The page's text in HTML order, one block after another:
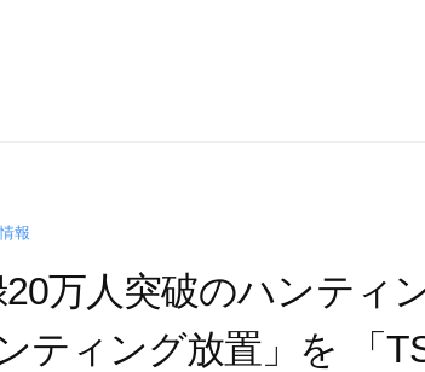
報
20万人突破のハンティ
ティング放置」を 「